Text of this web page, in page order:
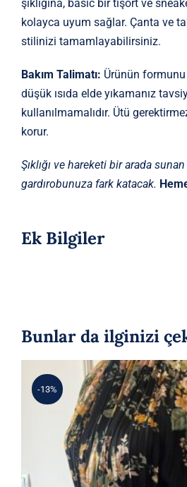
şıklığına, basic bir tişört ve
kolayca uyum sağlar. Çanta ve
stilinizi tamamlayabilirsiniz.
Bakım Talimatı: Ürünün
düşük ısıda elde yıkamanız
kullanılmamalıdır. Ütü
korur.
Şıklığı ve hareketi bir arada
gardırobunuza fark katacak.
Ek Bilgiler
Bunlar da ilginizi
-13%